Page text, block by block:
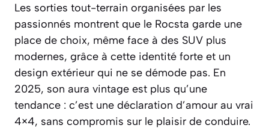
Les sorties tout-terrain organisées par les
passionnés montrent que le Rocsta garde une
place de choix, même face à des SUV plus
modernes, grâce à cette identité forte et un
design extérieur qui ne se démode pas. En
2025, son aura vintage est plus qu’une
tendance : c’est une déclaration d’amour au vrai
4×4, sans compromis sur le plaisir de conduire.